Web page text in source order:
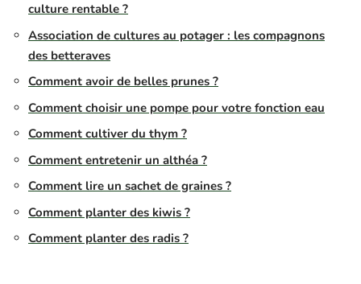
culture rentable ?
Association de cultures au potager : les compagnons
des betteraves
Comment avoir de belles prunes ?
Comment choisir une pompe pour votre fonction eau
Comment cultiver du thym ?
Comment entretenir un althéa ?
Comment lire un sachet de graines ?
Comment planter des kiwis ?
Comment planter des radis ?